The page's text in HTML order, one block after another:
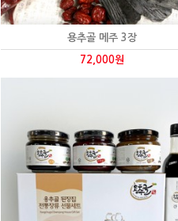
용추골 메주 3장
72,000원